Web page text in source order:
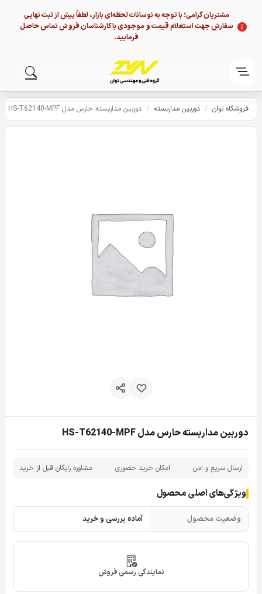
مشتریان گرامی؛ با توجه به نوسانات لحظه‌ای بازار، لطفاً پیش از ثبت نهایی
سفارش جهت استعلام قیمت و موجودی با کارشناسان فروش تماس حاصل
فرمایید.
فروشگاه توان / دوربین مداربسته / دوربین مداربسته حارس مدل HS-T62140-MPF
دوربین مداربسته حارس مدل HS-T62140-MPF
ارسال سریع و امن امکان خرید حضوری مشاوره رایگان قبل از خرید
ویژگی‌های اصلی محصول
وضعیت محصول آماده بررسی و خرید
نمایندگی رسمی فروش